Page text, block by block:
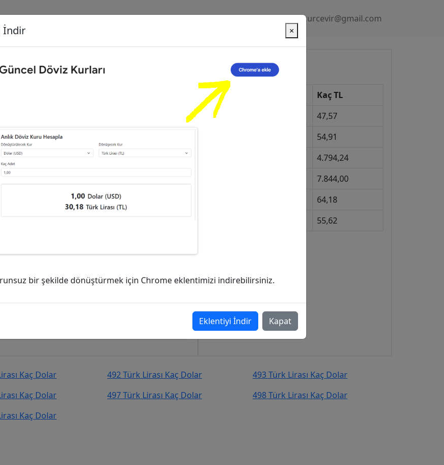
Gizlilik Politikası kurcevir@gmail.com
Lirası (TL)
(USD)?
(USD)
kurcevir.net adresinden takip
Güncel Kurlar
Kur
Kaç TL
Dolar
47,57
54,91
4.794,24
7.844,00
64,18
55,62
Kaç Dolar 492 Türk Lirası Kaç Dolar
493 Türk Lirası Kaç Dolar
Kaç Dolar 497 Türk Lirası Kaç Dolar
498 Türk Lirası Kaç Dolar
Kaç Dolar
İndir ×
bir şekilde dönüştürmek için Chrome eklentimizi indirebilirsiniz.
Eklentiyi İndir Kapat